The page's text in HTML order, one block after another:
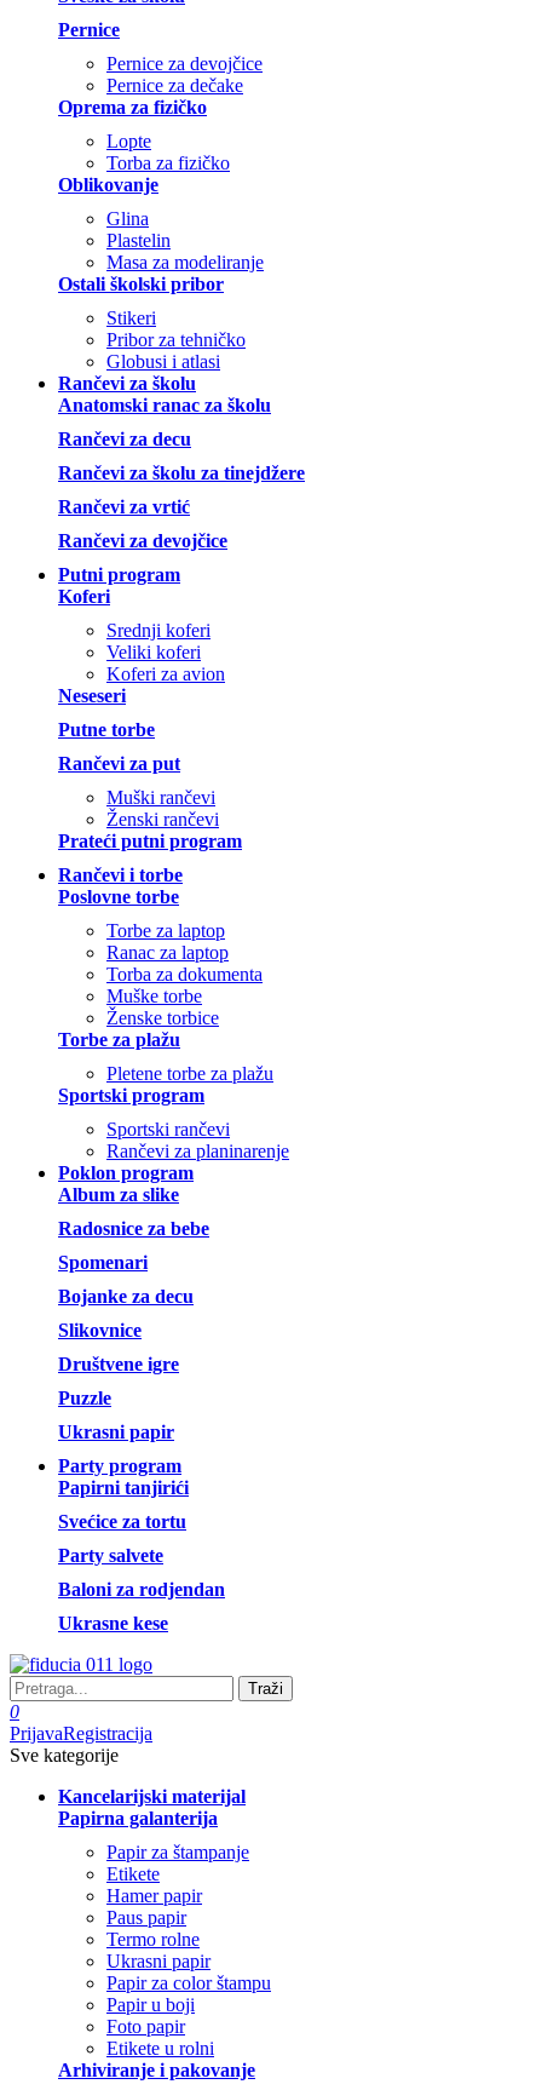
Pernice
Pernice za devojčice
Pernice za dečake
Oprema za fizičko
Lopte
Torba za fizičko
Oblikovanje
Glina
Plastelin
Masa za modeliranje
Ostali školski pribor
Stikeri
Pribor za tehničko
Globusi i atlasi
Rančevi za školu
Anatomski ranac za školu
Rančevi za decu
Rančevi za školu za tinejdžere
Rančevi za vrtić
Rančevi za devojčice
Putni program
Koferi
Srednji koferi
Veliki koferi
Koferi za avion
Neseseri
Putne torbe
Rančevi za put
Muški rančevi
Ženski rančevi
Prateći putni program
Rančevi i torbe
Poslovne torbe
Torbe za laptop
Ranac za laptop
Torba za dokumenta
Muške torbe
Ženske torbice
Torbe za plažu
Pletene torbe za plažu
Sportski program
Sportski rančevi
Rančevi za planinarenje
Poklon program
Album za slike
Radosnice za bebe
Spomenari
Bojanke za decu
Slikovnice
Društvene igre
Puzzle
Ukrasni papir
Party program
Papirni tanjirići
Svećice za tortu
Party salvete
Baloni za rodjendan
Ukrasne kese
Traži
0
PrijavaRegistracija
Sve kategorije
Kancelarijski materijal
Papirna galanterija
Papir za štampanje
Etikete
Hamer papir
Paus papir
Termo rolne
Ukrasni papir
Papir za color štampu
Papir u boji
Foto papir
Etikete u rolni
Arhiviranje i pakovanje